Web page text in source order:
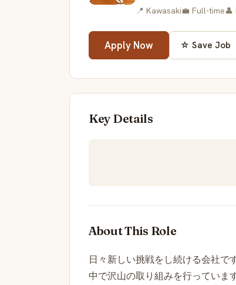
📍 Kawasaki💼 Full-time👤
Apply Now ☆ Save Job
Key Details
About This Role
日々新しい挑戦をし続ける会社で
中で沢山の取り組みを行っていま